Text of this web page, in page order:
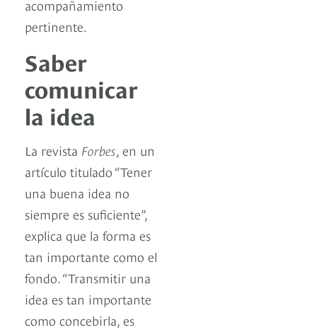
acompañamiento
pertinente.
Saber
comunicar
la idea
La revista Forbes, en un
artículo titulado “Tener
una buena idea no
siempre es suficiente”,
explica que la forma es
tan importante como el
fondo. “Transmitir una
idea es tan importante
como concebirla, es